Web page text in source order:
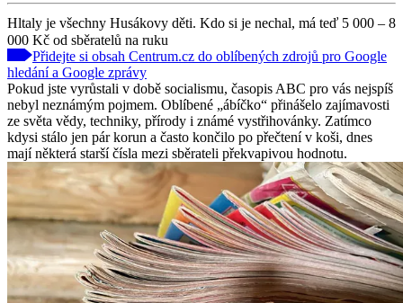
Hltaly je všechny Husákovy děti. Kdo si je nechal, má teď 5 000 – 8
000 Kč od sběratelů na ruku
Přidejte si obsah Centrum.cz do oblíbených zdrojů pro Google
hledání a Google zprávy
Pokud jste vyrůstali v době socialismu, časopis ABC pro vás nejspíš
nebyl neznámým pojmem. Oblíbené „ábíčko“ přinášelo zajímavosti
ze světa vědy, techniky, přírody i známé vystřihovánky. Zatímco
kdysi stálo jen pár korun a často končilo po přečtení v koši, dnes
mají některá starší čísla mezi sběrateli překvapivou hodnotu.